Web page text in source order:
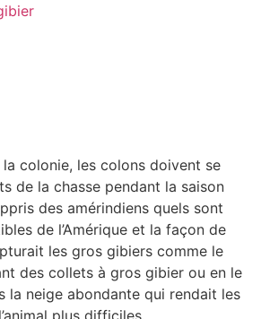
colonie, les colons doivent se
de la chasse pendant la saison
des amérindiens quels sont
de l’Amérique et la façon de
les gros gibiers comme le
des collets à gros gibier ou en le
la neige abondante qui rendait les
plus difficiles.